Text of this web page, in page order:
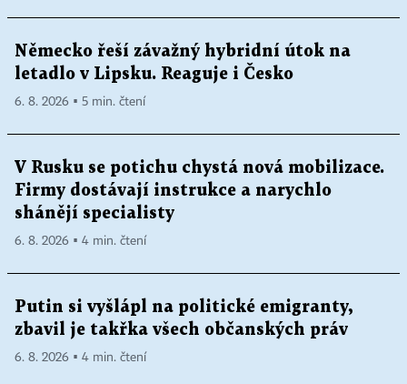
Německo řeší závažný hybridní útok na
letadlo v Lipsku. Reaguje i Česko
6. 8. 2026 ▪ 5 min. čtení
V Rusku se potichu chystá nová mobilizace.
Firmy dostávají instrukce a narychlo
shánějí specialisty
6. 8. 2026 ▪ 4 min. čtení
Putin si vyšlápl na politické emigranty,
zbavil je takřka všech občanských práv
6. 8. 2026 ▪ 4 min. čtení